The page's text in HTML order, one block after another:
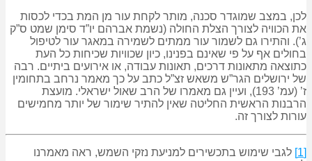
לכן, במצב שמוגדר סכנה, מותר לקחת עור מן המת בכדי לכסות
את הכוויה לצורך הצלת החולה (נשמת אברהם יו”ד סימן שמט ס”ק
ג’). והתירו גם לשמור עור ממתים לשמירה במאגר עור לטיפול
בחולים אף על פי שאינם בפנינו, כיון שכוויות שכיחות כל העת
כתוצאה מתאונות דרכים, תאונות עבודה, או אירועים ביתיים. רבה
של ירושלים הגר”ש משאש זצ”ל כתב על כך מאמר נרחב בתחומין
ז’ (עמ’ 193), ועיין גם מאמרו של הרב שאול ישראלי. מועצת
הרבנות הראשית החליטה שאין להתיר שימור של יותר מחמישים
עורות לצורך זה.
[1]
לגבי שימוש בתכשירים למניעת נזקי השמש, ראה מאמרנו